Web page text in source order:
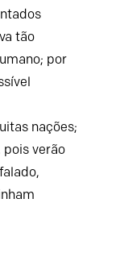
tão
por
nações;
verão